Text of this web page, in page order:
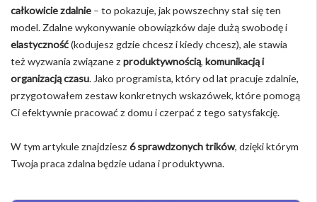
całkowicie zdalnie – to pokazuje, jak powszechny stał się ten
model. Zdalne wykonywanie obowiązków daje dużą swobodę i
elastyczność(kodujesz gdzie chcesz i kiedy chcesz), ale stawia
też wyzwania związane z produktywnością, komunikacją i
organizacją czasu. Jako programista, który od lat pracuje zdalnie,
przygotowałem zestaw konkretnych wskazówek, które pomogą
Ci efektywnie pracować z domu i czerpać z tego satysfakcję.
W tym artykule znajdziesz 6 sprawdzonych trików, dzięki którym
Twoja praca zdalna będzie udana i produktywna.